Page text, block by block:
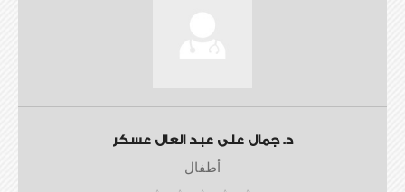
د. جمال على عبد العال عسكر
أطفال